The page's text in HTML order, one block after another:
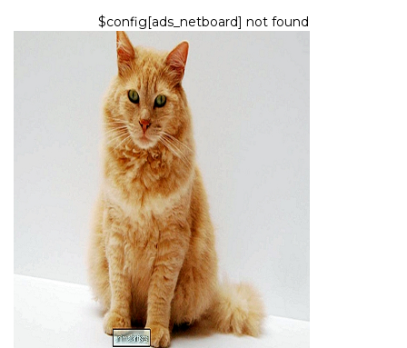
$config[ads_netboard] not found
KASSAT
5 parasta syytä, miksi kissa
oksentaa ruokaa mutta
käyttäytyy normaalisti
6,2026